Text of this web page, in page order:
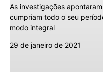
As investigações
cumpriam todo o seu
modo integral
29 de janeiro de 2021